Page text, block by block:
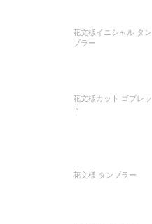
花文様イニシャル タン
ブラー
花文様カット ゴブレッ
ト
花文様 タンブラー